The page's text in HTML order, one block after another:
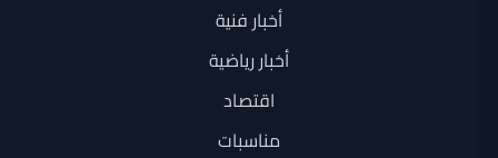
أخبار فنية
أخبار رياضية
اقتصاد
مناسبات